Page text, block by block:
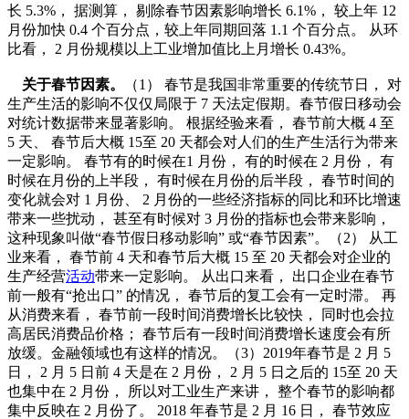
长 5.3% ， 据测算， 剔除春节因素影响增长 6.1% ， 较上年 12
月份加快 0.4 个百分点，较上年同期回落 1.1 个百分点。 从环
比看， 2 月份规模以上工业增加值比上月增长 0.43%。
关于春节因素。 （1 ） 春节是我国非常重要的传统节日， 对
生产生活的影响不仅仅局限于 7 天法定假期。春节假日移动会
对统计数据带来显著影响。 根据经验来看， 春节前大概 4 至
5 天、 春节后大概 15至 20 天都会对人们的生产生活行为带来
一定影响。 春节有的时候在1 月份， 有的时候在 2 月份， 有
时候在月份的上半段， 有时候在月份的后半段， 春节时间的
变化就会对 1 月份、 2 月份的一些经济指标的同比和环比增速
带来一些扰动， 甚至有时候对 3 月份的指标也会带来影响，
这种现象叫做“春节假日移动影响” 或“春节因素”。（2） 从工
业来看， 春节前 4 天和春节后大概 15 至 20 天都会对企业的
生产经营活动带来一定影响。 从出口来看， 出口企业在春节
前一般有“抢出口” 的情况， 春节后的复工会有一定时滞。 再
从消费来看， 春节前一段时间消费增长比较快， 同时也会拉
高居民消费品价格； 春节后有一段时间消费增长速度会有所
放缓。金融领域也有这样的情况。（3） 2019年春节是 2 月 5
日， 2 月 5 日前 4 天是在 2 月份， 2 月 5 日之后的 15至 20 天
也集中在 2 月份， 所以对工业生产来讲， 整个春节的影响都
集中反映在 2 月份了。 2018 年春节是 2 月 16 日， 春节效应